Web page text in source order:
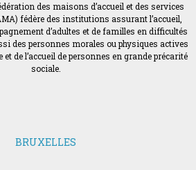
des maisons d’accueil et des services
fédère des institutions assurant l’accueil,
d’adultes et de familles en difficultés
des personnes morales ou physiques actives
et de l’accueil de personnes en grande précarité
sociale.
BRUXELLES